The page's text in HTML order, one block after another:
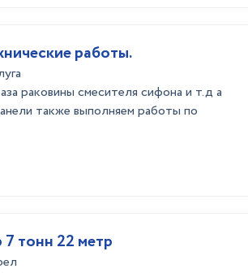
работы.
раковины смесителя сифона и т.д а
также выполняем работы по
Камаз манипулятор 7 тонн 22 метр